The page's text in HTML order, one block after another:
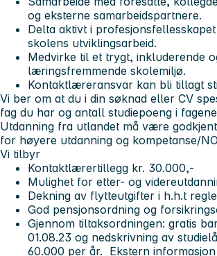
og eksterne samarbeidspartnere.
Delta aktivt i
skolens utviklingsarbeid.
Medvirke til et trygt, inkluderende
læringsfremmende skolemiljø.
Kontaktlæreransvar kan bli tillagt
Vi ber om at du i din søknad eller CV
fag du har og antall studiepoeng i
Utdanning fra utlandet må være
for høyere utdanning og kompetanse/
Vi tilbyr
Kontaktlærertillegg kr. 30.000,-
Mulighet for etter- og
Dekning av flytteutgifter i h.h.t
God pensjonsordning og
Gjennom tiltaksordningen: gratis
01.08.23 og nedskrivning av
60.000 per år. Ekstern